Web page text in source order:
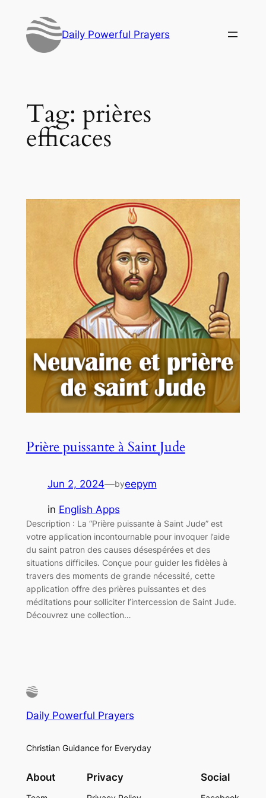
content
Daily Powerful Prayers
Tag: prières
efficaces
Prière puissante à Saint Jude
Jun 2, 2024—byeepym
in English Apps
Description : La “Prière puissante à Saint Jude” est
votre application incontournable pour invoquer l’aide
du saint patron des causes désespérées et des
situations difficiles. Conçue pour guider les fidèles à
travers des moments de grande nécessité, cette
application offre des prières puissantes et des
méditations pour solliciter l’intercession de Saint Jude.
Découvrez une collection…
Daily Powerful Prayers
Christian Guidance for Everyday
About Privacy Social